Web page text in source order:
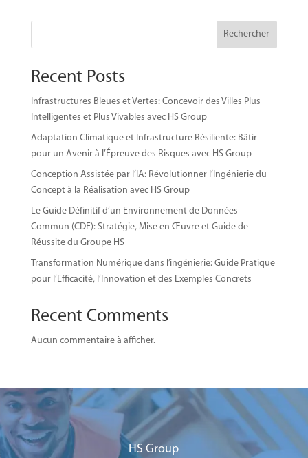
Rechercher
Recent Posts
Infrastructures Bleues et Vertes: Concevoir des Villes Plus
Intelligentes et Plus Vivables avec HS Group
Adaptation Climatique et Infrastructure Résiliente: Bâtir
pour un Avenir à l’Épreuve des Risques avec HS Group
Conception Assistée par l’IA: Révolutionner l’Ingénierie du
Concept à la Réalisation avec HS Group
Le Guide Définitif d’un Environnement de Données
Commun (CDE): Stratégie, Mise en Œuvre et Guide de
Réussite du Groupe HS
Transformation Numérique dans l’ingénierie: Guide Pratique
pour l’Efficacité, l’Innovation et des Exemples Concrets
Recent Comments
Aucun commentaire à afficher.
HS Group